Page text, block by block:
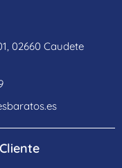
02660 Caudete